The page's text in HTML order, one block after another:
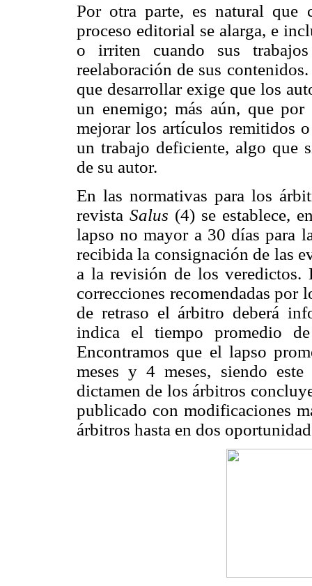
Por otra parte, es natural que
proceso editorial se alarga, e
o irriten cuando sus
reelaboración de sus
que desarrollar exige que los
un enemigo; más aún, que
mejorar los artículos remitidos
un trabajo deficiente, algo que
de su autor.
En las normativas para los
revistaSalus (4) se establece,
lapso no mayor a 30 días para
recibida la consignación de las
a la revisión de los veredictos.
correcciones recomendadas
de retraso el árbitro deberá
indica el tiempo promedio
Encontramos que el lapso
meses y 4 meses, siendo
dictamen de los árbitros
publicado con modificaciones
árbitros hasta en dos